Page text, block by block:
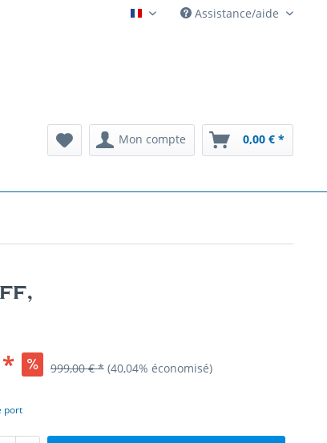
Automatenarchiv French
Assistance/aide
Mon compte 0,00 € *
999,00 € * (40,04% économisé)
port